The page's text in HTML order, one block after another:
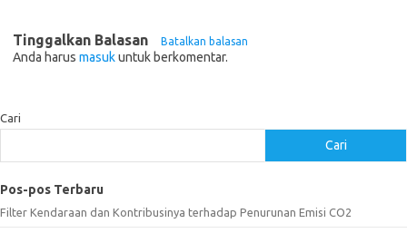
Tinggalkan Balasan Batalkan balasan
Anda harus masukuntuk berkomentar.
Cari
Cari
Pos-pos Terbaru
Filter Kendaraan dan Kontribusinya terhadap Penurunan Emisi CO2